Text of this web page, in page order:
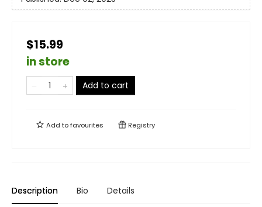
$15.99
in store
Add to cart
Add tofavourites Registry
Description Bio Details